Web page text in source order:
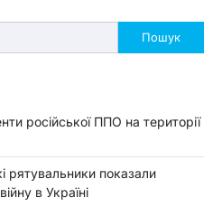
Пошук
російської ППО на території
рятувальники показали
в Україні